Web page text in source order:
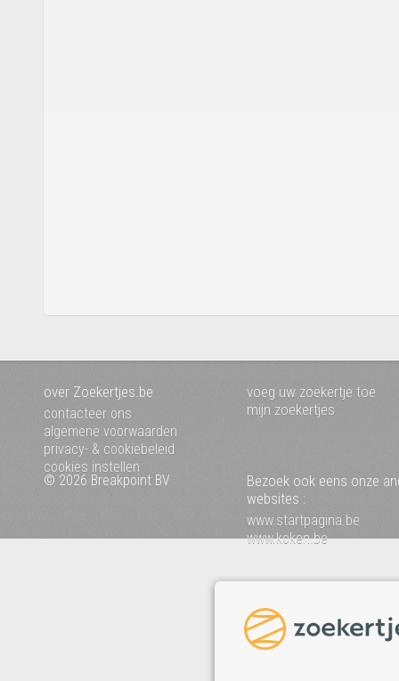
over Zoekertjes.be
contacteer ons
algemene voorwaarden
privacy- & cookiebeleid
cookies instellen
voeg uw zoekertje toe
mijn zoekertjes
© 2026 Breakpoint BV
Bezoek ook eens onze
websites :
www.startpagina.be
www.koken.be